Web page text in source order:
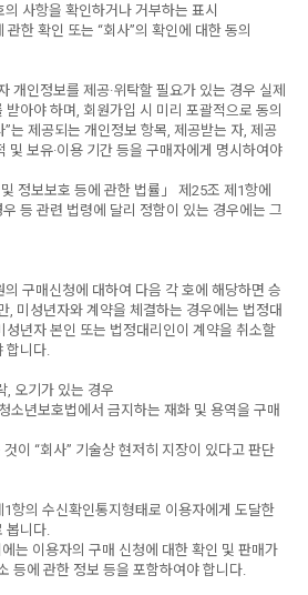
사항을 확인하거나 거부하는 표시
한 확인 또는 “회사”의 확인에 대한 동의
개인정보를 제공·위탁할 필요가 있는 경우 실제
아야 하며, 회원가입 시 미리 포괄적으로 동의
는 제공되는 개인정보 항목, 제공받는 자, 제공
및 보유·이용 기간 등을 구매자에게 명시하여야
정보보호 등에 관한 법률」 제25조 제1항에
등 관련 법령에 달리 정함이 있는 경우에는 그
구매신청에 대하여 다음 각 호에 해당하면 승
, 미성년자와 계약을 체결하는 경우에는 법정대
성년자 본인 또는 법정대리인이 계약을 취소할
합니다.
, 오기가 있는 경우
소년보호법에서 금지하는 재화 및 용역을 구매
이 “회사” 기술상 현저히 지장이 있다고 판단
항의 수신확인통지형태로 이용자에게 도달한
봅니다.
는 이용자의 구매 신청에 대한 확인 및 판매가
등에 관한 정보 등을 포함하여야 합니다.